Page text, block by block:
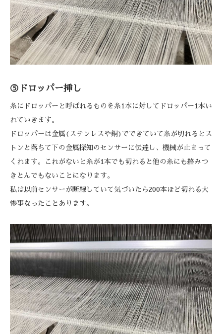
⑤ドロッパー挿し
糸にドロッパーと呼ばれるものを糸1本に対してドロッパー1本い
れていきます。
ドロッパーは金属(ステンレスや銅)でできていて糸が切れるとス
トンと落ちて下の金属探知のセンサーに伝達し、機械が止まって
くれます。これがないと糸が1本でも切れると他の糸にも絡みつ
きとんでもないことになります。
私は以前センサーが断線していて気づいたら200本ほど切れる大
惨事なったことあります。